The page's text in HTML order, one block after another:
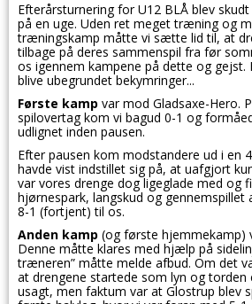
Efterårsturnering for U12 BLÅ blev
på en uge. Uden ret meget træning og
træningskamp måtte vi sætte lid til, at
tilbage på deres sammenspil fra før
os igennem kampene på dette og gejst.
blive ubegrundet bekymringer...
Første kamp var mod Gladsaxe-Hero.
spilovertag kom vi bagud 0-1 og
udlignet inden pausen.
Efter pausen kom modstandere ud i en
havde vist indstillet sig på, at uafgjort
var vores drenge dog ligeglade med og
hjørnespark, langskud og gennemspillet
8-1 (fortjent) til os.
Anden kamp (og første hjemmekamp)
Denne måtte klares med hjælp på
træneren” måtte melde afbud. Om det
at drengene startede som lyn og
usagt, men faktum var at Glostrup blev